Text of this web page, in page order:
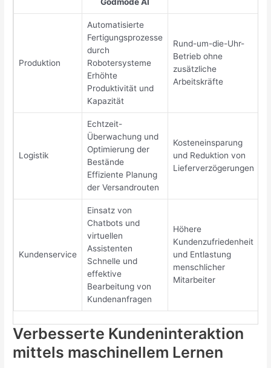
Godmode AI
Produktion
Automatisierte
Fertigungsprozesse
durch
Robotersysteme
Erhöhte
Produktivität und
Kapazität
Rund-um-die-Uhr-
Betrieb ohne
zusätzliche
Arbeitskräfte
Logistik
Echtzeit-
Überwachung und
Optimierung der
Bestände
Effiziente Planung
der Versandrouten
Kosteneinsparung
und Reduktion von
Lieferverzögerungen
Kundenservice
Einsatz von
Chatbots und
virtuellen
Assistenten
Schnelle und
effektive
Bearbeitung von
Kundenanfragen
Höhere
Kundenzufriedenheit
und Entlastung
menschlicher
Mitarbeiter
Verbesserte Kundeninteraktion
mittels maschinellem Lernen